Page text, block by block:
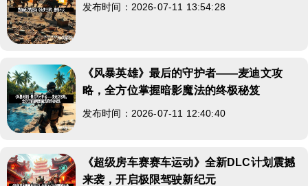
发布时间：2026-07-11 13:54:28
《风暴英雄》最后的守护者——麦迪文攻
略，全方位掌握暗影魔法的终极秘笈
发布时间：2026-07-11 12:40:40
《超级房车赛赛车运动》全新DLC计划震撼
来袭，开启极限驾驶新纪元